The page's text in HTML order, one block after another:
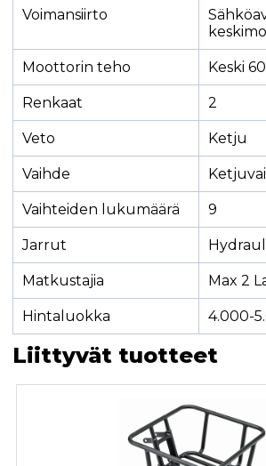
Voimansiirto
Moottorin teho Keski
Renkaat 2
Veto Ketju
Vaihde
Vaihteiden lukumäärä 9
Jarrut
Matkustajia Max 2
Hintaluokka 4.000-
Liittyvät tuotteet